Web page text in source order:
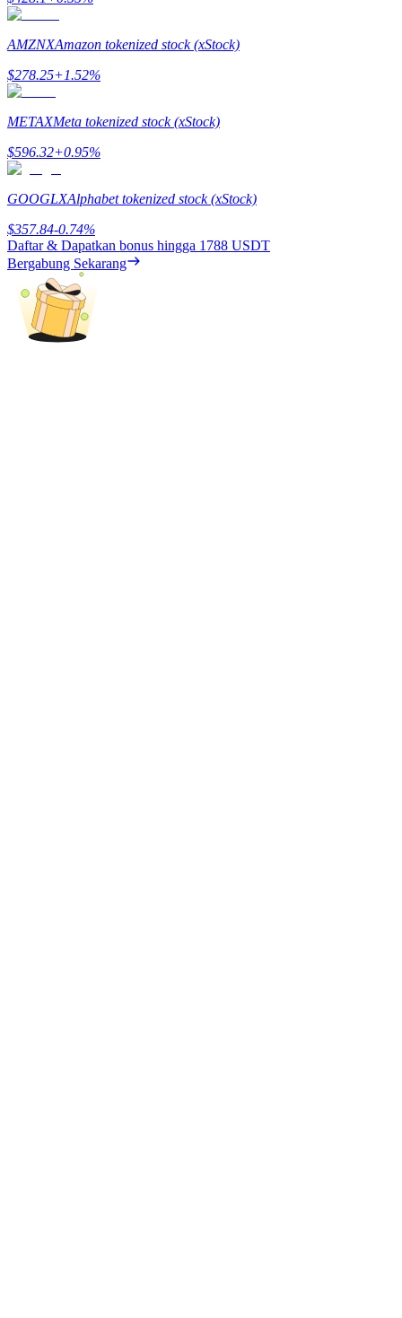
Deposit & Trade BTC to Share 25000 USDT prize pool!
Deposit CASHCAT & Win
Share 500000 CASHCAT prize pool
Exclusive for BitMart Users
Register & Trade to Win 500,000 USDT
Precious Metals Trading Carnival
Trade Gold & Silver · 33,333 USDT Bonus
AMZNXAmazon tokenized stock (xStock)
$278.25+1.52%
METAXMeta tokenized stock (xStock)
$596.32+0.95%
GOOGLXAlphabet tokenized stock (xStock)
$357.84-0.74%
Daftar & Dapatkan bonus hingga 1788 USDT
Bergabung Sekarang